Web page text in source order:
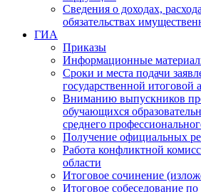
Сведения о доходах,
обязательствах
ГИА
Приказы
Информационные
Сроки и места подачи
государственной итоговой
Вниманию выпускников
обучающихся
среднего
Получение официальных
Работа конфликтной
области
Итоговое сочинение
Итоговое собеседование